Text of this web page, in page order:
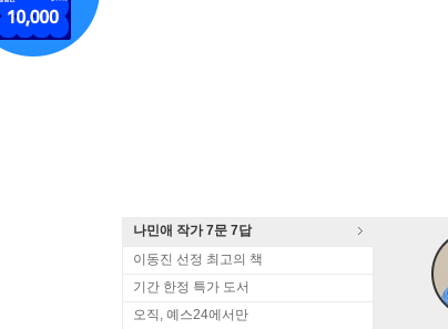
나민애 작가 7문 7답
이동진 선정 최고의 책
기간 한정 특가 도서
오직, 예스24에서만